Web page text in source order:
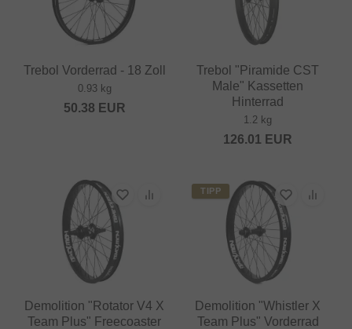
Trebol Vorderrad - 18 Zoll
0.93 kg
50.38 EUR
Trebol "Piramide CST
Male" Kassetten
Hinterrad
1.2 kg
126.01 EUR
Demolition "Rotator V4 X
Team Plus" Freecoaster
TIPP
Demolition "Whistler X
Team Plus" Vorderrad